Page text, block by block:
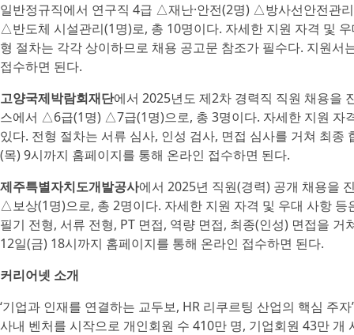
일반정규직에서 연구직 4급 △재난·안전(2명) △방사선안전관
△반도체 시설관리(1명)로, 총 10명이다. 자세한 지원 자격 및
형 절차는 각각 상이하므로 채용 공고문 참조가 필수다. 지원
접수하면 된다.
고양국제박람회재단에서 2025년도 제2차 경력직 직원 채용을
스에서 △6급(1명) △7급(1명)으로, 총 3명이다. 자세한 지원 자
있다. 전형 절차는 서류 심사, 인성 검사, 면접 심사를 거쳐 최
(목) 9시까지 홈페이지를 통해 온라인 접수하면 된다.
제주특별자치도개발공사에서 2025년 직원(경력) 공개 채용을
△보상(1명)으로, 총 2명이다. 자세한 지원 자격 및 우대 사항
필기 전형, 서류 전형, PT 면접, 역량 면접, 최종(인성) 면접을
12일(금) 18시까지 홈페이지를 통해 온라인 접수하면 된다.
커리어넷 소개
‘기업과 인재를 연결하는 교두보, HR 리쿠르팅 산업의 핵심 주
사내 벤처를 시작으로 개인회원 수 410만 명, 기업회원 43만